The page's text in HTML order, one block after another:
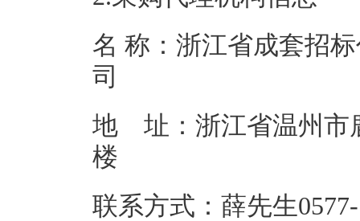
名 称：浙江省成套招
地 址：浙江省温州市
联系方式：薛先生0577-